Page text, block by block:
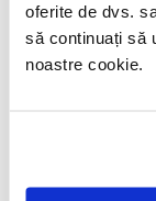
oferite de dvs.
să continuați să
noastre cookie.